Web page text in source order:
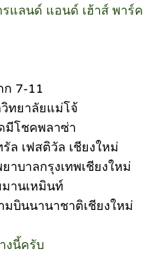
แลนด์ แอนด์ เฮ้าส์ พาร์ค
ก 7-11
ทยาลัยแม่โจ้
มีโชคพลาซ่า
ล เฟสติวัล เชียงใหม่
าบาลกรุงเทพเชียงใหม่
านเหมินท์
มบินนานาชาติเชียงใหม่
งนี้ครับ